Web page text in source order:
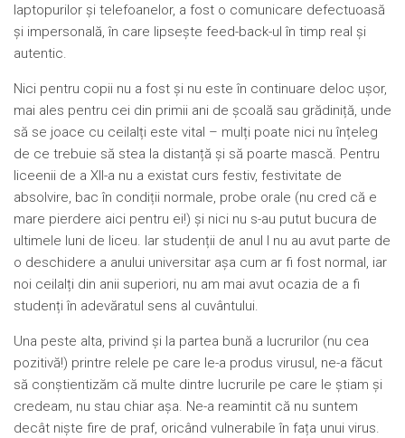
laptopurilor și telefoanelor, a fost o comunicare defectuoasă
și impersonală, în care lipsește feed-back-ul în timp real și
autentic.
Nici pentru copii nu a fost și nu este în continuare deloc ușor,
mai ales pentru cei din primii ani de școală sau grădiniță, unde
să se joace cu ceilalți este vital – mulți poate nici nu înțeleg
de ce trebuie să stea la distanță și să poarte mască. Pentru
liceenii de a XII-a nu a existat curs festiv, festivitate de
absolvire, bac în condiții normale, probe orale (nu cred că e
mare pierdere aici pentru ei!) și nici nu s-au putut bucura de
ultimele luni de liceu. Iar studenții de anul I nu au avut parte de
o deschidere a anului universitar așa cum ar fi fost normal, iar
noi ceilalți din anii superiori, nu am mai avut ocazia de a fi
studenți în adevăratul sens al cuvântului.
Una peste alta, privind și la partea bună a lucrurilor (nu cea
pozitivă!) printre relele pe care le-a produs virusul, ne-a făcut
să conștientizăm că multe dintre lucrurile pe care le știam și
credeam, nu stau chiar așa. Ne-a reamintit că nu suntem
decât niște fire de praf, oricând vulnerabile în fața unui virus.